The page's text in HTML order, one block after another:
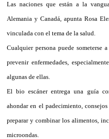
Las naciones que están a la
Alemania y Canadá, apunta Rosa
vinculada con el tema de la salud.
Cualquier persona puede
prevenir enfermedades,
algunas de ellas.
El bio escáner entrega una guía
ahondar en el padecimiento,
preparar y combinar los alimentos,
microondas.